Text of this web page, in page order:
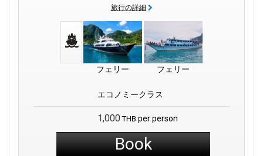
ランタ動物福祉は、島の動物のケアに尽力す
るグループです。彼らのシェルターを訪れ、プロジェクトに参
加することで、動物の世話に貢献することができます。
タイ料理の魅力的な香り：サラダン村のフードスタンドは、魅
力的なタイ料理の数々を提供しています。カレーからストリー
料理のエッセンスを味わってください。
コランタ国立公園の発見：自然が好きな方には、コランタ国立
公園のさまざまな環境を探索することをお勧めします。生き生
きとしたトレイルをたどり、海洋生物が豊富なクリスタルクリ
旅行の詳細
フェリー フェリー
エコノミークラス
1,000 THB per person
Book